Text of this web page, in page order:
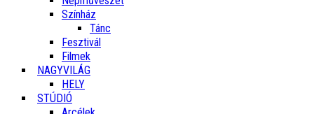
Színház
Tánc
Fesztivál
Filmek
NAGYVILÁG
HELY
STÚDIÓ